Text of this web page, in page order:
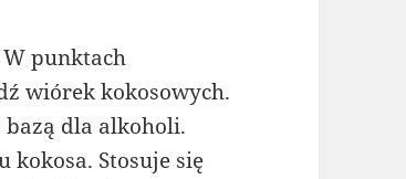
punktach
wiórek kokosowych.
bazą dla alkoholi.
kokosa. Stosuje się